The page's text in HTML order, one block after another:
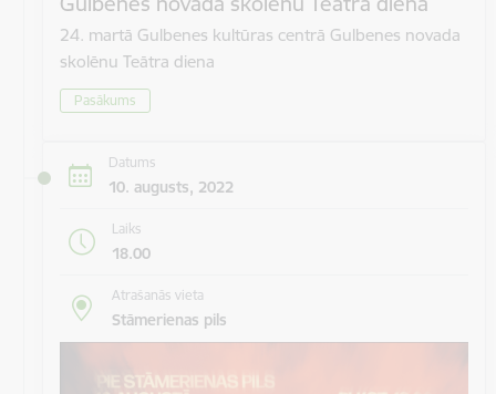
24. martā Gulbenes kultūras centrā Gulbenes novada
skolēnu Teātra diena
Pasākums
Datums
10. augusts, 2022
Laiks
18.00
Atrašanās vieta
Stāmerienas pils